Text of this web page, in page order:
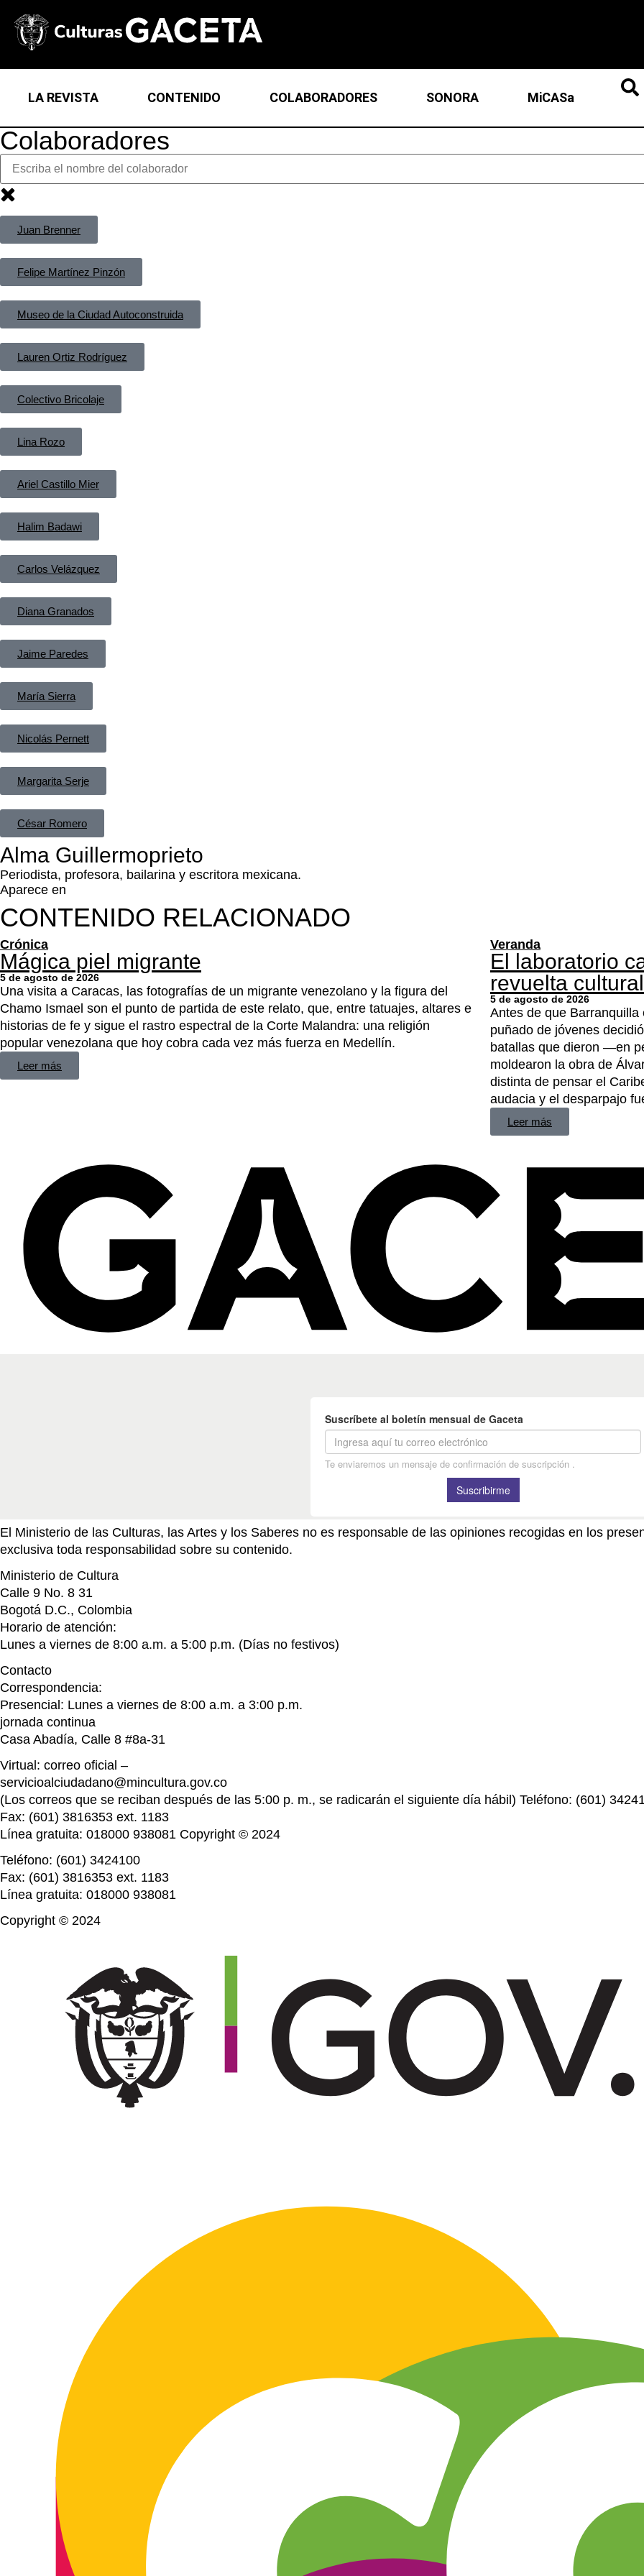
LA REVISTA CONTENIDO COLABORADORES SONORA MiCASa
Colaboradores
Juan Brenner
Felipe Martínez Pinzón
Museo de la Ciudad Autoconstruida
Lauren Ortiz Rodríguez
Colectivo Bricolaje
Lina Rozo
Ariel Castillo Mier
Halim Badawi
Carlos Velázquez
Diana Granados
Jaime Paredes
María Sierra
Nicolás Pernett
Margarita Serje
César Romero
Alma Guillermoprieto
Periodista, profesora, bailarina y escritora mexicana.
Aparece en
CONTENIDO RELACIONADO
Crónica
Mágica piel migrante
5 de agosto de 2026
Una visita a Caracas, las fotografías de un migrante venezolano y la figura del
Chamo Ismael son el punto de partida de este relato, que, entre tatuajes, altares e
historias de fe y sigue el rastro espectral de la Corte Malandra: una religión
popular venezolana que hoy cobra cada vez más fuerza en Medellín.
Leer más
Veranda
El laboratorio
revuelta
5 de agosto de 2026
Antes de que
puñado de jóvenes
batallas que dieron —en
moldearon la obra de
distinta de pensar el
audacia y el desparpajo
Leer más
El Ministerio de las Culturas, las Artes y los Saberes no es responsable de las opiniones recogidas en los
exclusiva toda responsabilidad sobre su contenido.
Ministerio de Cultura
Calle 9 No. 8 31
Bogotá D.C., Colombia
Horario de atención:
Lunes a viernes de 8:00 a.m. a 5:00 p.m. (Días no festivos)
Contacto
Correspondencia:
Presencial: Lunes a viernes de 8:00 a.m. a 3:00 p.m.
jornada continua
Casa Abadía, Calle 8 #8a-31
Virtual: correo oficial –
servicioalciudadano@mincultura.gov.co
(Los correos que se reciban después de las 5:00 p. m., se radicarán el siguiente día hábil) Teléfono: (601)
Fax: (601) 3816353 ext. 1183
Línea gratuita: 018000 938081 Copyright © 2024
Teléfono: (601) 3424100
Fax: (601) 3816353 ext. 1183
Línea gratuita: 018000 938081
Copyright © 2024